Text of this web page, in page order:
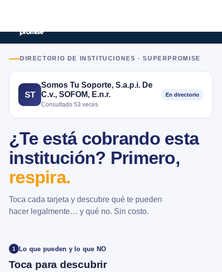
DIRECTORIO DE INSTITUCIONES · SUPERPROMISE
ST
Somos Tu Soporte, S.a.p.i. De
C.v., SOFOM, E.n.r.
Consultado 53 veces
En directorio
¿Te está cobrando esta
institución? Primero,
respira.
Toca cada tarjeta y descubre qué te pueden
hacer legalmente… y qué no. Sin costo.
1 Lo que pueden y lo que NO
Toca para descubrir